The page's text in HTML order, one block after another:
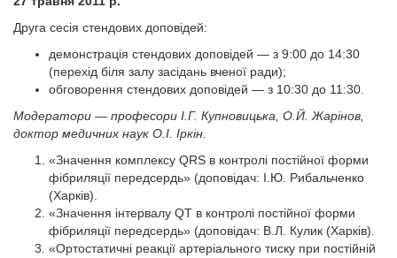
Друга сесія стендових доповідей:
демонстрація стендових доповідей — з 9:00 до 14:30
(перехід біля залу засідань вченої ради);
обговорення стендових доповідей — з 10:30 до 11:30.
Модератори — професори І.Г. Купновицька, О.Й. Жарінов,
доктор медичних наук О.І. Іркін.
«Значення комплексу QRS в контролі постійної форми
фібриляції передсердь» (доповідач: І.Ю. Рибальченко
(Харків).
«Значення інтервалу QT в контролі постійної форми
фібриляції передсердь» (доповідач: В.Л. Кулик (Харків).
«Ортостатичні реакції артеріального тиску при постійній